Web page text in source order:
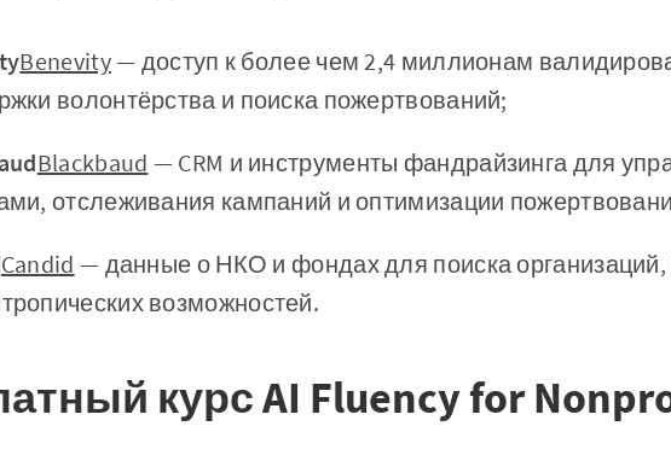
Benevity— доступ к более чем 2,4 миллионам
волонтёрства и поиска пожертвований;
Blackbaud — CRM и инструменты фандрайзинга для
отслеживания кампаний и оптимизации
Candid — данные о НКО и фондах для поиска организаций,
возможностей.
курс AI Fluency for